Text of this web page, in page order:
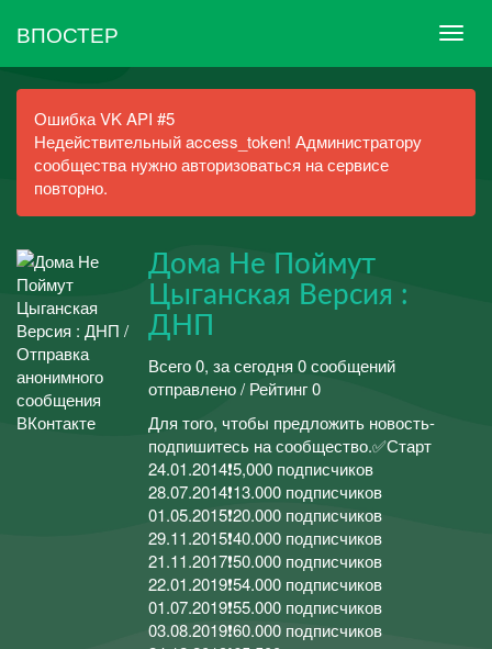
ВПОСТЕР
Ошибка VK API #5
Недействительный access_token! Администратору
сообщества нужно авторизоваться на сервисе
повторно.
Дома Не Поймут
Цыганская Версия :
ДНП
Всего 0, за сегодня 0 сообщений
отправлено / Рейтинг 0
Для того, чтобы предложить новость-
подпишитесь на сообщество.✅Старт
24.01.2014❗️5,000 подписчиков
28.07.2014❗️13.000 подписчиков
01.05.2015❗20.000 подписчиков
29.11.2015❗40.000 подписчиков
21.11.2017❗50.000 подписчиков
22.01.2019❗54.000 подписчиков
01.07.2019❗55.000 подписчиков
03.08.2019❗️60.000 подписчиков